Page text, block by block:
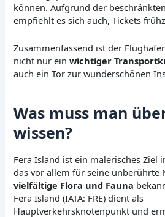
können. Aufgrund der
empfiehlt es sich auch, Tickets
Zusammenfassend ist der
nicht nur einwichtiger
auch ein Tor zur wunderschönen
Was muss man
wissen?
Fera Island ist ein malerisches Ziel
das vor allem für seine unberührte
vielfältige Flora und Fauna
Fera Island (IATA: FRE) dient als
Hauptverkehrsknotenpunkt und